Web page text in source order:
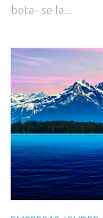
bota- se la...